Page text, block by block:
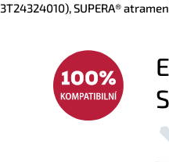
SUPERA®